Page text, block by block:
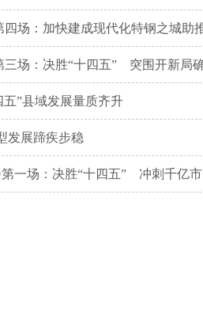
”县域发展量质齐升
发展蹄疾步稳
一场：决胜“十四五” 冲刺千亿市